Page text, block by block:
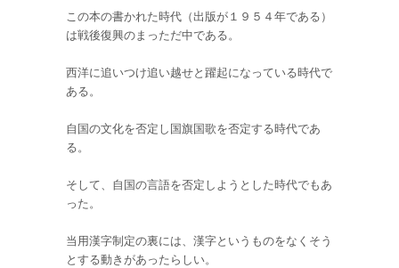
この本の書かれた時代（出版が１９５４年である）
は戦後復興のまっただ中である。
西洋に追いつけ追い越せと躍起になっている時代で
ある。
自国の文化を否定し国旗国歌を否定する時代であ
る。
そして、自国の言語を否定しようとした時代でもあ
った。
当用漢字制定の裏には、漢字というものをなくそう
とする動きがあったらしい。